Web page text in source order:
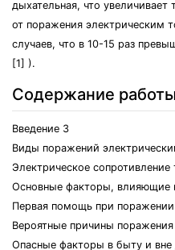
дыхательная, что
от поражения электрическим
случаев, что в 10-15 раз
[1] ).
Содержание работы
Введение 3
Виды поражений
Электрическое сопротивление
Основные факторы, влияющие
Первая помощь при
Вероятные причины поражения
Опасные факторы в быту и вне